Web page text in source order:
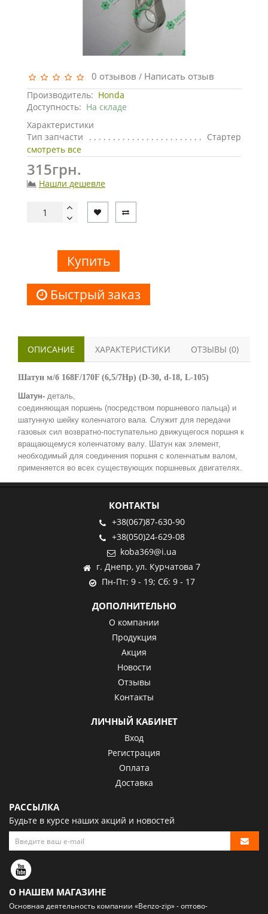
0 отзывов / Написать отзыв
Производитель: Honda
Доступность: На складе
Характеристики
Тип запчасти
Стартер
смотреть все
315грн.
Нашли дешевле
Купить
Быстрый заказ
ОПИСАНИЕ ХАРАКТЕРИСТИКИ ОТЗЫВЫ (0)
Шатун м/б 168F/170F (6,5/7Hp) (D-30, d-18, L-105)
Шатун- деталь,
соединяющая поршень (посредством поршневого пальца) и
шатунную шейку коленчатого вала. Служит для передачи
газовых сил возвратно-поступательно движущегося поршня к
вращающемуся коленчатому валу. Шатун как элемент,
необходимый для соединения поршня с коленчатым валом,
применяется во всех существующих поршневых двигателях.
КОНТАКТЫ
+38(067)87-630-90
+38(050)24-629-08
koba369@i.ua
г. Днепр, ул. Курчатова 7
Пн-Пт: 9 - 19; Сб: 9 - 17
ДОПОЛНИТЕЛЬНО
О компании
Продукция
Акция
Новости
Отзывы
Контакты
ЛИЧНЫЙ КАБИНЕТ
Вход
Регистрация
Оплата
Доставка
РАССЫЛКА
Будьте в курсе наших акций и новостей
О НАШЕМ МАГАЗИНЕ
Основная деятельность компании «Benzo-zip» - оптово-